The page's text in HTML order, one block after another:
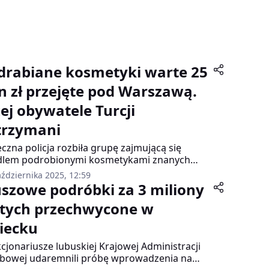
kosmetyki warte 25
zł przejęte pod Warszawą.
obywatele Turcji
policja rozbiła grupę zajmującą się
podrobionymi kosmetykami znanych
marek. Funkcjonariusze Wydziału do
z Przestępczością Gospodarczą Komendy
Policji zatrzymali trzech obywateli Turcji.
wartość przejętego towaru sięga
złotych.
2025, 12:59
podróbki za 3 miliony
przechwycone w
lubuskiej Krajowej Administracji
udaremnili próbę wprowadzenia na